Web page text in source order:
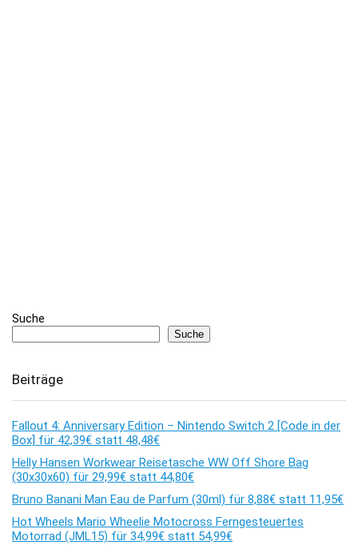
Suche
Suche
Beiträge
Fallout 4: Anniversary Edition – Nintendo Switch 2 [Code in der
Box] für 42,39€ statt 48,48€
Helly Hansen Workwear Reisetasche WW Off Shore Bag
(30x30x60) für 29,99€ statt 44,80€
Bruno Banani Man Eau de Parfum (30ml) für 8,88€ statt 11,95€
Hot Wheels Mario Wheelie Motocross Ferngesteuertes
Motorrad (JML15) für 34,99€ statt 54,99€